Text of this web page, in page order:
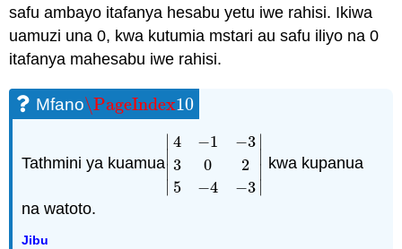
safu ambayo itafanya hesabu yetu iwe rahisi. Ikiwa
uamuzi una 0, kwa kutumia mstari au safu iliyo na 0
itafanya mahesabu iwe rahisi.
Mfano\PageIndex10
\PageIndex10
Tathmini ya kuamua
4
3
5
−1
0
−4
−3
2
−3
| 4− −3 25 − 4−3|
kwa kupanua
na watoto.
Jibu